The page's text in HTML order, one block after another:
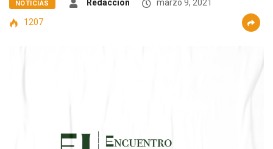
NOTICIAS Redacción
marzo 9, 2021
1207